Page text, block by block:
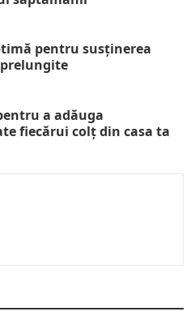
pentru susținerea
a adăuga
fiecărui colț din casa ta